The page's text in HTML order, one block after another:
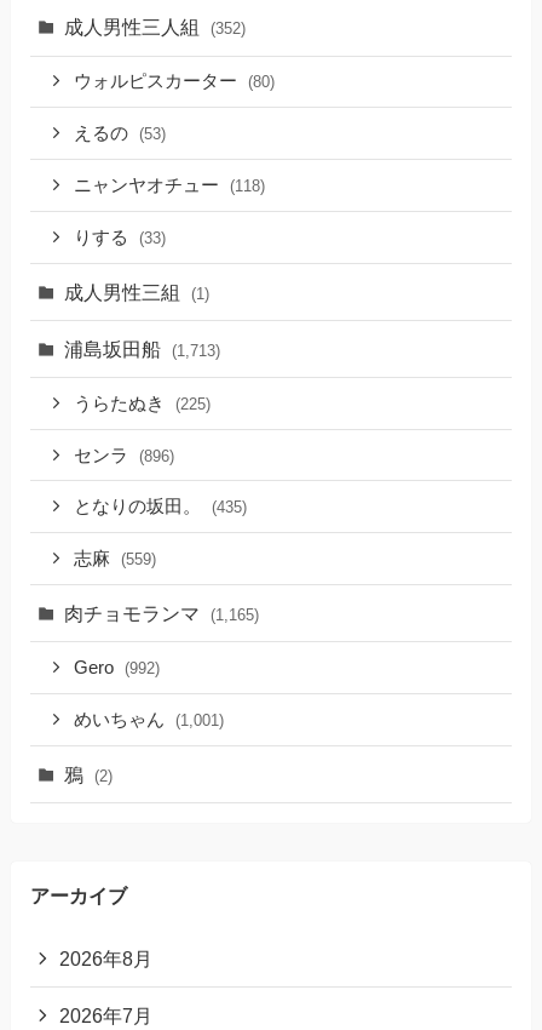
成人男性三人組 (352)
ウォルピスカーター (80)
えるの (53)
ニャンヤオチュー (118)
りする (33)
成人男性三組 (1)
浦島坂田船 (1,713)
うらたぬき (225)
センラ (896)
となりの坂田。 (435)
志麻 (559)
肉チョモランマ (1,165)
Gero (992)
めいちゃん (1,001)
鴉 (2)
アーカイブ
2026年8月
2026年7月